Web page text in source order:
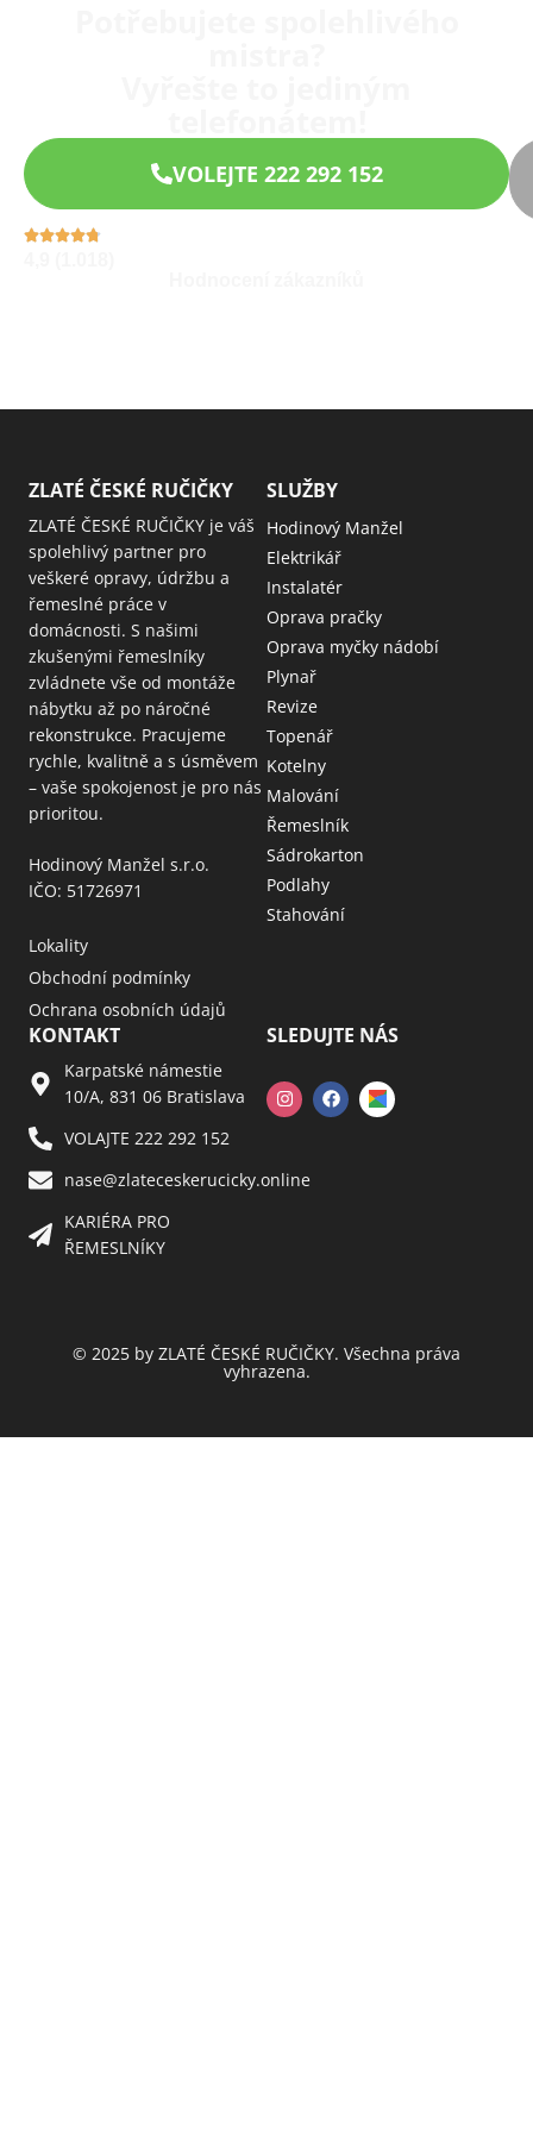
VOLEJTE 222 292 152
ZLATÉ ČESKÉ RUČIČKY
ZLATÉ ČESKÉ RUČIČKY je váš
spolehlivý partner pro
veškeré opravy, údržbu a
řemeslné práce v
domácnosti. S našimi
zkušenými řemeslníky
zvládnete vše od montáže
nábytku až po náročné
rekonstrukce. Pracujeme
rychle, kvalitně a s úsměvem
– vaše spokojenost je pro nás
prioritou.
Hodinový Manžel s.r.o.
IČO: 51726971
Lokality
Obchodní podmínky
Ochrana osobních údajů
SLUŽBY
Hodinový Manžel
Elektrikář
Instalatér
Oprava pračky
Oprava myčky nádobí
Plynař
Revize
Topenář
Kotelny
Malování
Řemeslník
Sádrokarton
Podlahy
Stahování
KONTAKT
Karpatské námestie
10/A, 831 06 Bratislava
VOLAJTE 222 292 152
nase@zlateceskerucicky.online
KARIÉRA PRO
ŘEMESLNÍKY
SLEDUJTE NÁS
© 2025 by ZLATÉ ČESKÉ RUČIČKY. Všechna práva
vyhrazena.